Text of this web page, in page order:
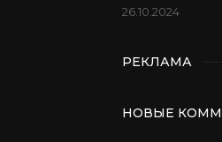
26.10.2024
РЕКЛАМА
НОВЫЕ